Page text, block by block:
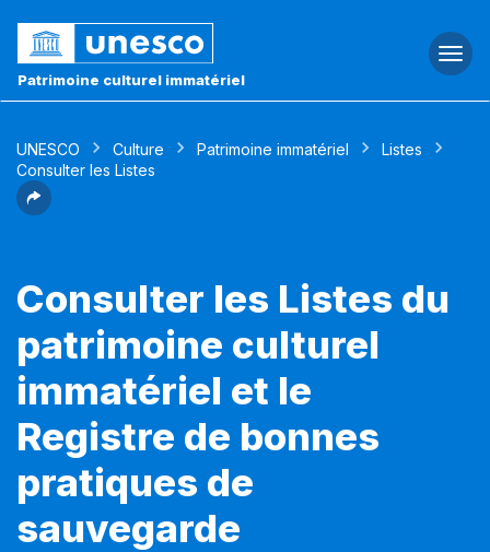
Patrimoine culturel immatériel
UNESCO Culture Patrimoine immatériel
Listes
Consulter les Listes
Consulter les Listes du
patrimoine culturel
immatériel et le
Registre de bonnes
pratiques de
sauvegarde